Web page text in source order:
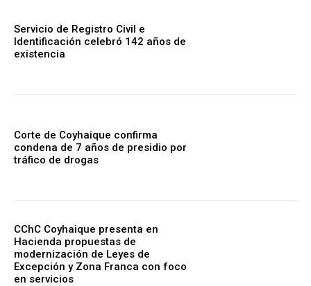
Servicio de Registro Civil e
Identificación celebró 142 años de
existencia
Corte de Coyhaique confirma
condena de 7 años de presidio por
tráfico de drogas
CChC Coyhaique presenta en
Hacienda propuestas de
modernización de Leyes de
Excepción y Zona Franca con foco
en servicios